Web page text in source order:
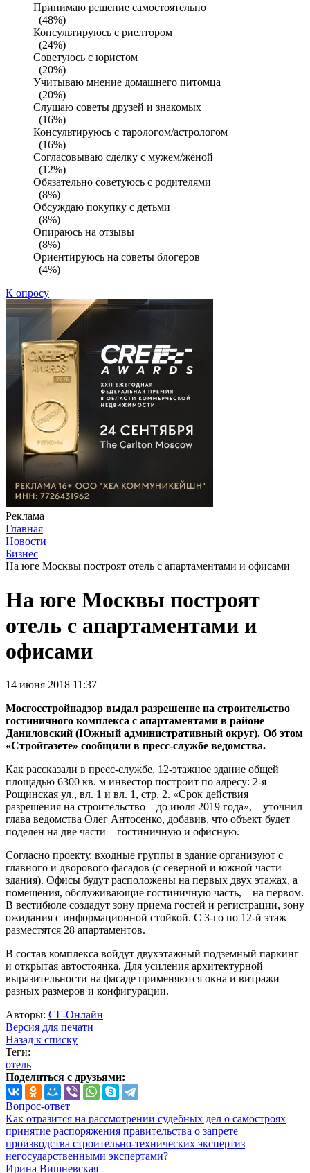
Принимаю решение самостоятельно
(48%)
Консультируюсь с риелтором
(24%)
Советуюсь с юристом
(20%)
Учитываю мнение домашнего питомца
(20%)
Слушаю советы друзей и знакомых
(16%)
Консультируюсь с тарологом/астрологом
(16%)
Согласовываю сделку с мужем/женой
(12%)
Обязательно советуюсь с родителями
(8%)
Обсуждаю покупку с детьми
(8%)
Опираюсь на отзывы
(8%)
Ориентируюсь на советы блогеров
(4%)
К опросу
Реклама
Главная
Новости
Бизнес
На юге Москвы построят отель с апартаментами и офисами
На юге Москвы построят
отель с апартаментами и
офисами
14 июня 2018 11:37
Мосгосстройнадзор выдал разрешение на строительство
гостиничного комплекса с апартаментами в районе
Даниловский (Южный административный округ). Об этом
«Стройгазете» сообщили в пресс-службе ведомства.
Как рассказали в пресс-службе, 12-этажное здание общей
площадью 6300 кв. м инвестор построит по адресу: 2-я
Рощинская ул., вл. 1 и вл. 1, стр. 2. «Срок действия
разрешения на строительство – до июля 2019 года», – уточнил
глава ведомства Олег Антосенко, добавив, что объект будет
поделен на две части – гостиничную и офисную.
Согласно проекту, входные группы в здание организуют с
главного и дворового фасадов (с северной и южной части
здания). Офисы будут расположены на первых двух этажах, а
помещения, обслуживающие гостиничную часть, – на первом.
В вестибюле создадут зону приема гостей и регистрации, зону
ожидания с информационной стойкой. С 3-го по 12-й этаж
разместятся 28 апартаментов.
В состав комплекса войдут двухэтажный подземный паркинг
и открытая автостоянка. Для усиления архитектурной
выразительности на фасаде применяются окна и витражи
разных размеров и конфигурации.
Авторы: СГ-Онлайн
Версия для печати
Назад к списку
Теги:
отель
Поделиться с друзьями:
Вопрос-ответ
Как отразится на рассмотрении судебных дел о самостроях
принятие распоряжения правительства о запрете
производства строительно-технических экспертиз
негосударственными экспертами?
Ирина Вишневская